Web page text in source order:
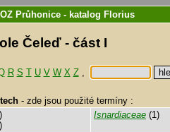
Průhonice- katalog Florius
Čeleď - část I
R S T U V W X Z,
- zde jsou použité termíny :
Isnardiaceae (1)